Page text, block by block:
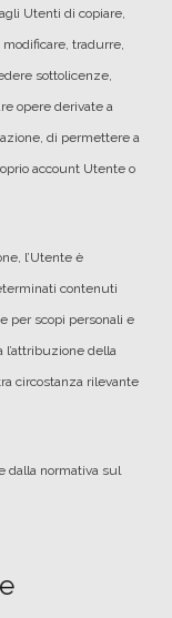
Utenti di copiare,
tradurre,
sottolicenze,
opere derivate a
di permettere a
account Utente o
l’Utente è
contenuti
per scopi personali e
l’attribuzione della
circostanza rilevante
dalla normativa sul